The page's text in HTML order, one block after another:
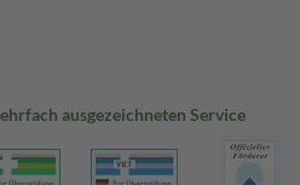
ausgezeichneten Service